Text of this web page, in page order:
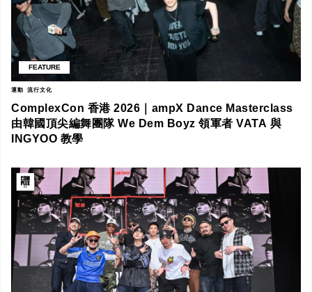
FEATURE
運動 流行文化
ComplexCon 香港 2026｜ampX Dance Masterclass
由韓國頂尖編舞團隊 We Dem Boyz 領軍者 VATA 與
INGYOO 教學